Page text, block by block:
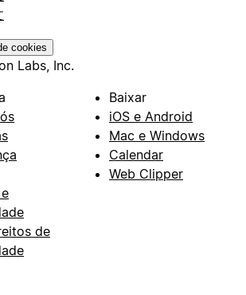
cookies
Labs, Inc.
de
Baixar
iOS e Android
Mac e Windows
Calendar
Web Clipper